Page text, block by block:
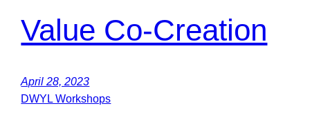
Value Co-Creation
April 28, 2023
DWYL Workshops